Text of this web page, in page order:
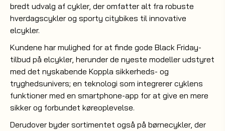
bredt udvalg af cykler, der omfatter alt fra robuste
hverdagscykler og sporty citybikes til innovative
elcykler.
Kundene har mulighed for at finde gode Black Friday-
tilbud på elcykler, herunder de nyeste modeller udstyret
med det nyskabende Koppla sikkerheds- og
tryghedsunivers; en teknologi som integrerer cyklens
funktioner med en smartphone-app for at give en mere
sikker og forbundet køreoplevelse.
Derudover byder sortimentet også på børnecykler, der